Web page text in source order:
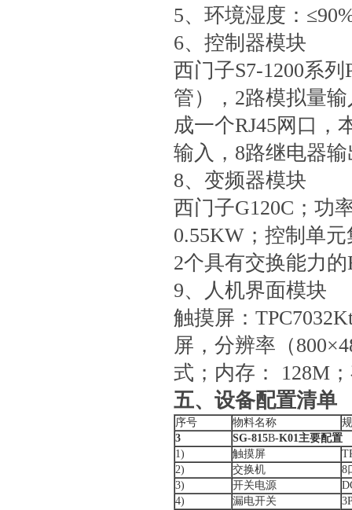
5、环境湿度：
6、控制器模块
西门子S7-1200系
管），2路模拟量
成一个RJ45网口，
输入，8路继电器
8、变频器模块
西门子G120C；功
0.55KW；控制单
2个具有交换能力
9、人机界面模块
触摸屏：
屏，分辨率（
式；内存： 128M
五、 设备配置清单
序号 物料名称
3
SG-815B-K01主要配置
1)
触摸屏
2)
交换机
8
3)
开关电源
4)
漏电开关